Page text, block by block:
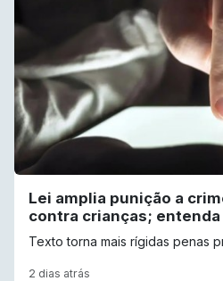
Lei amplia punição a
contra crianças; entenda
Texto torna mais rígidas penas
2 dias atrás